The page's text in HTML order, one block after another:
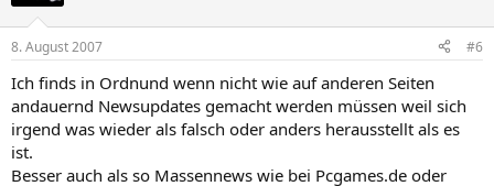
8. August 2007 #6
Ich finds in Ordnund wenn nicht wie auf anderen Seiten
andauernd Newsupdates gemacht werden müssen weil sich
irgend was wieder als falsch oder anders herausstellt als es
ist.
Besser auch als so Massennews wie bei Pcgames.de oder